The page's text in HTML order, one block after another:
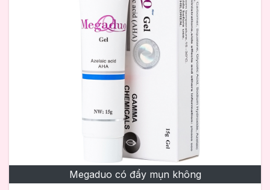
Megaduo có đẩy mụn không